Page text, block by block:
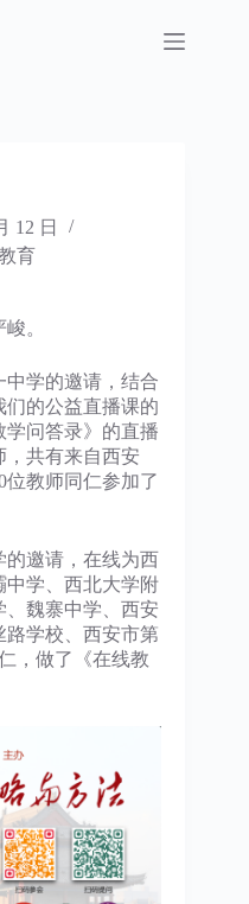
12 日
育
。
中学的邀请，结合
的公益直播课的
问答录》的直播
，共有来自西安
位教师同仁参加了
的邀请，在线为西
中学、西北大学附
、魏寨中学、西安
学校、西安市第
，做了《在线教